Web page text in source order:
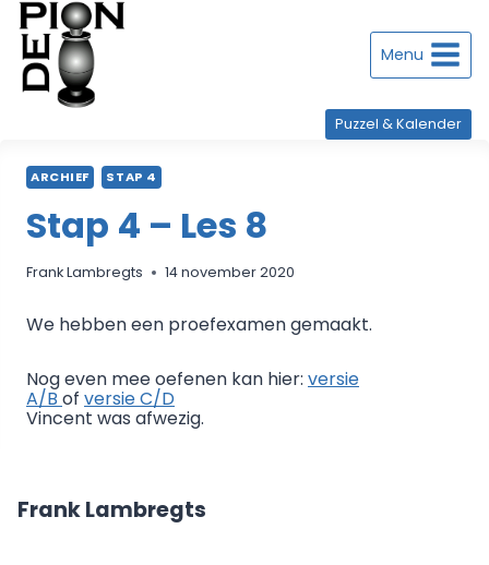
Doorgaan
naar
inhoud Menu
Puzzel & Kalender
ARCHIEF STAP 4
Stap 4 – Les 8
Frank Lambregts 14 november 2020
We hebben een proefexamen gemaakt.
Nog even mee oefenen kan hier: versie
A/B of versie C/D
Vincent was afwezig.
Frank Lambregts